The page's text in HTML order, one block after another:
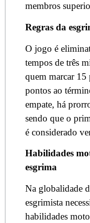
membros
Regras da
O jogo é
tempos de três
quem marcar
pontos ao
empate, há
sendo que o
é considerado
Habilidades
esgrima
Na globalidade
esgrimista
habilidades